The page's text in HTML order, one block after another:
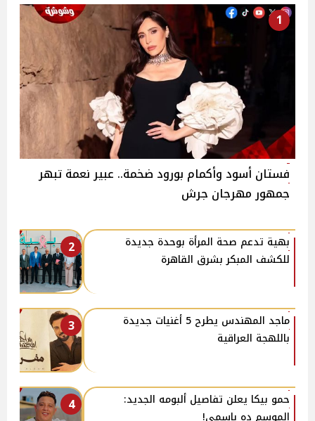
1
فستان أسود وأكمام بورود ضخمة.. عبير نعمة تبهر
جمهور مهرجان جرش
2
بهية تدعم صحة المرأة بوحدة جديدة
للكشف المبكر بشرق القاهرة
3
ماجد المهندس يطرح 5 أغنيات جديدة
باللهجة العراقية
4
حمو بيكا يعلن تفاصيل ألبومه الجديد:
الموسم ده باسمي!